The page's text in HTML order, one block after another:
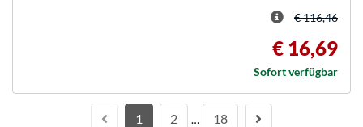
€ 116,46
€ 16,69
Sofort verfügbar
1 2 … 18